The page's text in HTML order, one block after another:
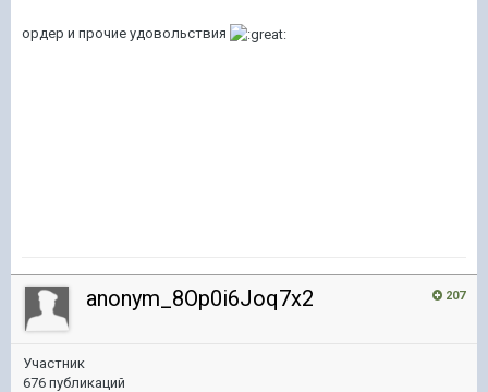
ордер и прочие удовольствия
207
anonym_8Op0i6Joq7x2
Участник
676 публикаций